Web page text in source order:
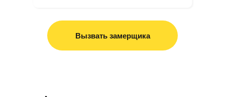
Вызвать замерщика